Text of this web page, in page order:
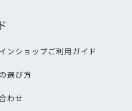
ンショップご利用ガイド
選び方
わせ